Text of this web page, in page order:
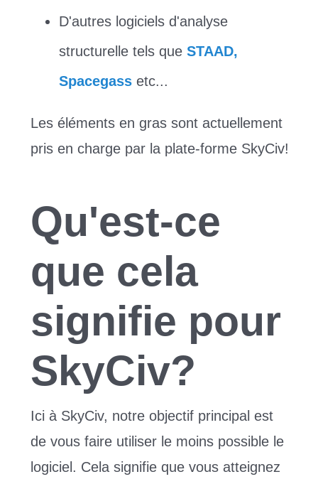
D'autres logiciels d'analyse
structurelle tels que STAAD,
Spacegassetc...
Les éléments en gras sont actuellement
pris en charge par la plate-forme SkyCiv!
Qu'est-ce
que cela
signifie pour
SkyCiv?
Ici à SkyCiv, notre objectif principal est
de vous faire utiliser le moins possible le
logiciel. Cela signifie que vous atteignez